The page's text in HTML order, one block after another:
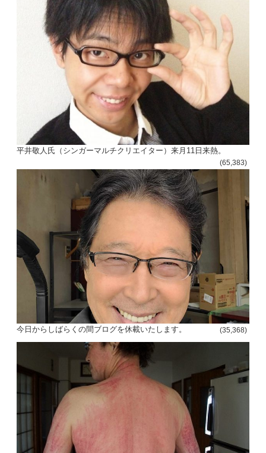
平井敬人氏（シンガーマルチクリエイター）来月11日来熱。
(65,383)
今日からしばらくの間ブログを休載いたします。 (35,368)